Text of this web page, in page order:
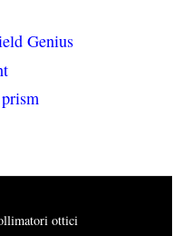
Genius
ottici